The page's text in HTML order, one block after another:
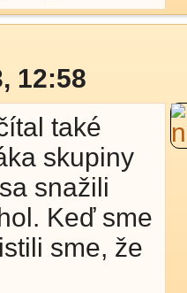
12:58
také
skupiny
snažili
Keď sme
sme, že